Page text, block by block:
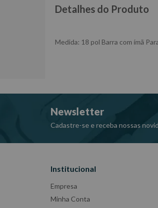
Detalhes do Produto
Medida: 18 pol Barra com ímã
Newsletter
Cadastre-se e receba nossas
Institucional
Empresa
Minha Conta